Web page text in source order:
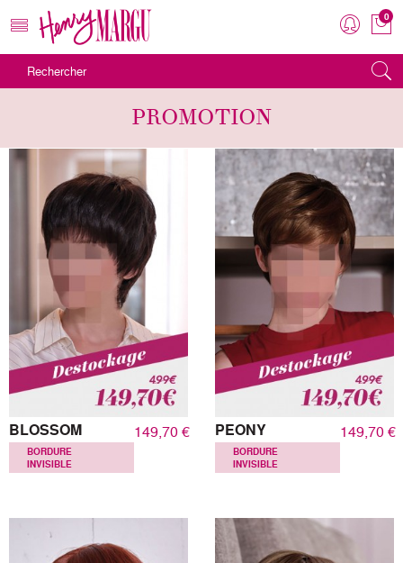
0
PROMOTION
BLOSSOM 149,70 €
BORDURE
INVISIBLE
PEONY 149,70 €
BORDURE
INVISIBLE